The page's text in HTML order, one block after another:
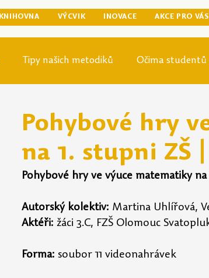
KNIHOVNA VÝCVIK INOVACE AKCE PRO VÁS
Tipy našich metodiků Očima
Pohybové hry
na 1. stupni ZŠ
Pohybové hry ve výuce matematiky na
Autorský kolektiv: Martina Uhlířová,
Aktéři: žáci 3.C, FZŠ Olomouc
Forma: soubor 11 videonahrávek